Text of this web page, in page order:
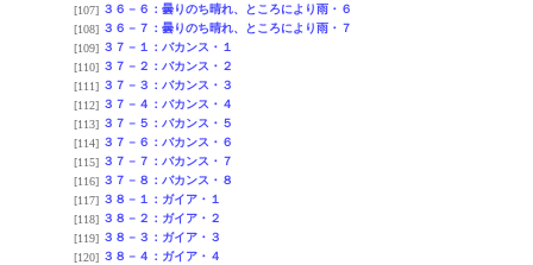
[107] ３６－６：曇りのち晴れ、ところにより雨・６
[108] ３６－７：曇りのち晴れ、ところにより雨・７
[109] ３７－１：バカンス・１
[110] ３７－２：バカンス・２
[111] ３７－３：バカンス・３
[112] ３７－４：バカンス・４
[113] ３７－５：バカンス・５
[114] ３７－６：バカンス・６
[115] ３７－７：バカンス・７
[116] ３７－８：バカンス・８
[117] ３８－１：ガイア・１
[118] ３８－２：ガイア・２
[119] ３８－３：ガイア・３
[120] ３８－４：ガイア・４